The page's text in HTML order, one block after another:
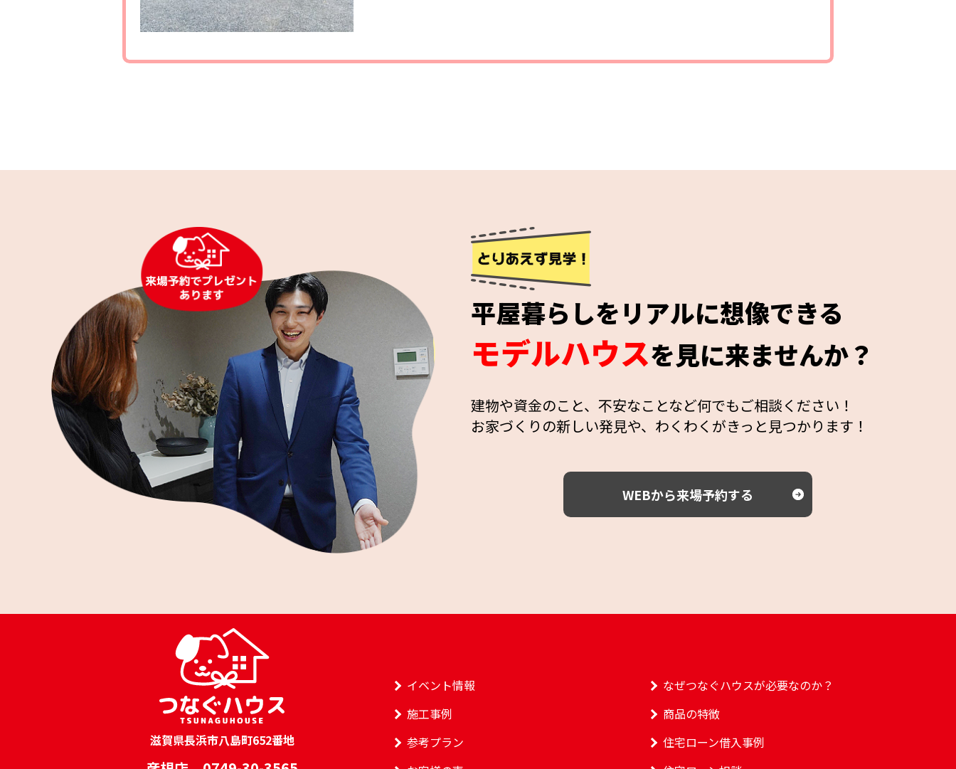
平屋暮らしをリアルに想像できる
モデルハウスを見に来ませんか？
建物や資金のこと、不安なことなど何でもご相談ください！
お家づくりの新しい発見や、わくわくがきっと見つかります！
WEBから来場予約する
滋賀県長浜市八島町652番地
イベント情報
施工事例
参考プラン
なぜつなぐハウスが必要なのか？
商品の特徴
住宅ローン借入事例